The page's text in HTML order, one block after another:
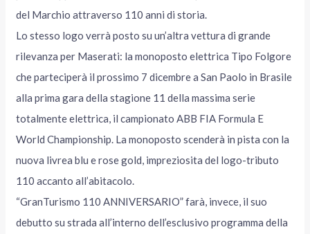
del Marchio attraverso 110 anni di storia.
Lo stesso logo verrà posto su un’altra vettura di grande
rilevanza per Maserati: la monoposto elettrica Tipo Folgore
che parteciperà il prossimo 7 dicembre a San Paolo in Brasile
alla prima gara della stagione 11 della massima serie
totalmente elettrica, il campionato ABB FIA Formula E
World Championship. La monoposto scenderà in pista con la
nuova livrea blu e rose gold, impreziosita del logo-tributo
110 accanto all’abitacolo.
“GranTurismo 110 ANNIVERSARIO” farà, invece, il suo
debutto su strada all’interno dell’esclusivo programma della